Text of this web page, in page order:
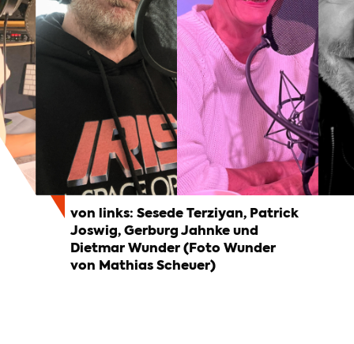
von links: Sesede Terziyan, Patrick
Joswig, Gerburg Jahnke und
Dietmar Wunder (Foto Wunder
von Mathias Scheuer)